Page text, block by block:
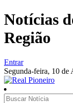
Notícias
Região
Entrar
Segunda-feira, 10 de